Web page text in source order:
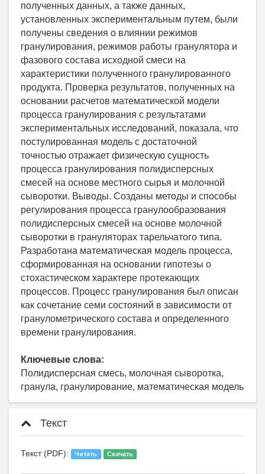
полученных данных, а также данных,
установленных экспериментальным путем, были
получены сведения о влиянии режимов
гранулирования, режимов работы гранулятора и
фазового состава исходной смеси на
характеристики полученного гранулированного
продукта. Проверка результатов, полученных на
основании расчетов математической модели
процесса гранулирования с результатами
экспериментальных исследований, показала, что
постулированная модель с достаточной
точностью отражает физическую сущность
процесса гранулирования полидисперсных
смесей на основе местного сырья и молочной
сыворотки. Выводы. Созданы методы и способы
регулирования процесса гранулообразования
полидисперсных смесей на основе молочной
сыворотки в грануляторах тарельчатого типа.
Разработана математическая модель процесса,
сформированная на основании гипотезы о
стохастическом характере протекающих
процессов. Процесс гранулирования был описан
как сочетание семи состояний в зависимости от
гранулометрического состава и определенного
времени гранулирования.
Ключевые слова:
Полидисперсная смесь, молочная сыворотка,
гранула, гранулирование, математическая модель
Текст
Текст (PDF): Читать Скачать